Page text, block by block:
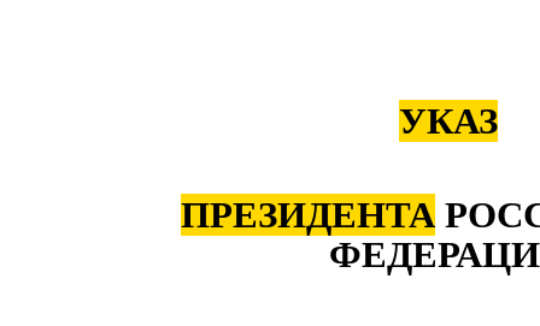
УКАЗ
ПРЕЗИДЕНТА